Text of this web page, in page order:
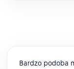
Bardzo podoba